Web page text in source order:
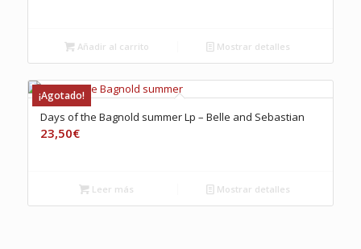
Añadir al carrito Mostrar detalles
¡Agotado!
Days of the Bagnold summer Lp – Belle and Sebastian
23,50€
Leer más Mostrar detalles